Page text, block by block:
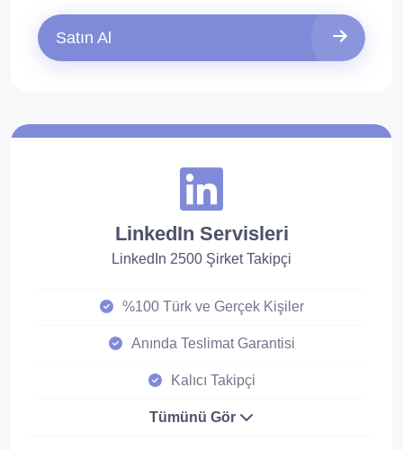
Satın Al
LinkedIn Servisleri
LinkedIn 2500 Şirket Takipçi
%100 Türk ve Gerçek Kişiler
Anında Teslimat Garantisi
Kalıcı Takipçi
Tümünü Gör